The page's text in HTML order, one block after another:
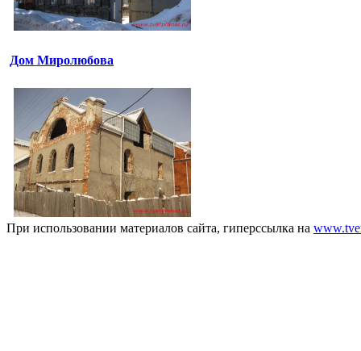
Дом Миролюбова
При использовании материалов сайта, гиперссылка на